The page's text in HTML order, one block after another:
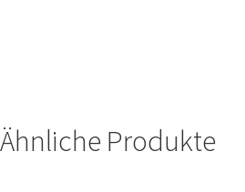
Ähnliche Produkte